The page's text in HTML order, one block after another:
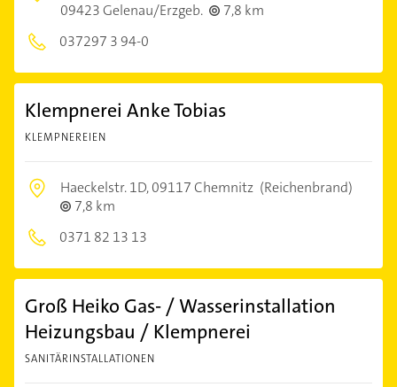
09423 Gelenau/Erzgeb.
7,8 km
037297 3 94-0
Klempnerei Anke Tobias
KLEMPNEREIEN
Haeckelstr. 1D,09117 Chemnitz (Reichenbrand)
7,8 km
0371 82 13 13
Groß Heiko Gas- / Wasserinstallation
Heizungsbau / Klempnerei
SANITÄRINSTALLATIONEN